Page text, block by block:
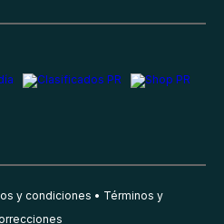
y condiciones
Términos y